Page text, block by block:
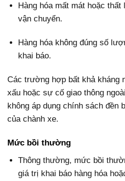
Hàng hóa mất mát hoặc
vận chuyển.
Hàng hóa không đúng số
khai báo.
Các trường hợp bất khả kháng
xấu hoặc sự cố giao thông
không áp dụng chính sách đền
của chành xe.
Mức bồi thường
Thông thường, mức bồi
giá trị khai báo hàng hóa